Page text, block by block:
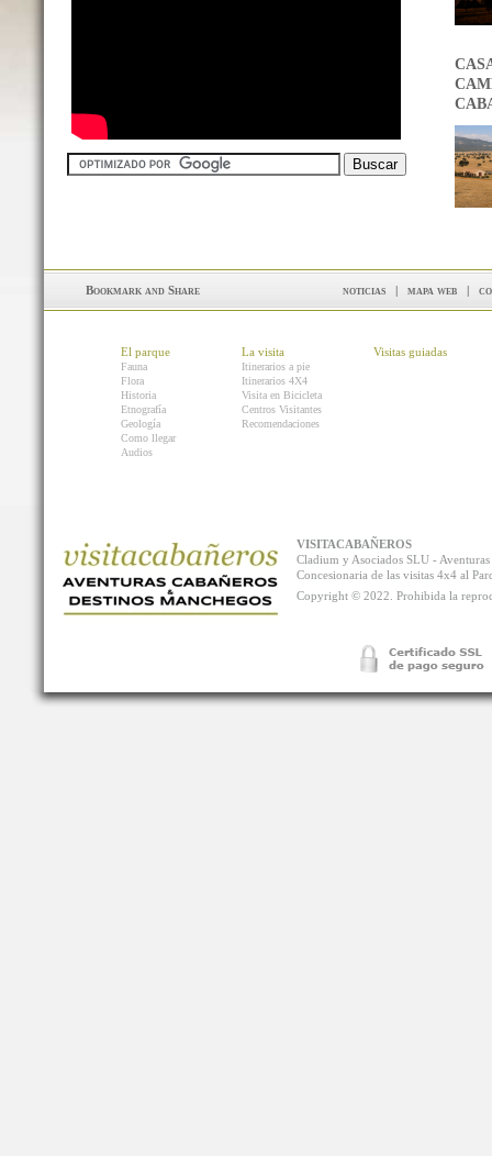
noticias | mapa web |
El parque
Fauna
Flora
Historia
Etnografía
Geología
Como llegar
Audios
La visita
Itinerarios a pie
Itinerarios 4X4
Visita en Bicicleta
Centros Visitantes
Recomendaciones
Visitas guiadas
VISITACABAÑEROS
Cladium y Asociados SLU -
Concesionaria de las visitas 4x4 al
Copyright © 2022. Prohibida la